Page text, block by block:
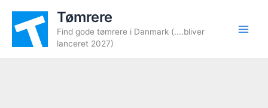
indholdet
Tømrere
Find gode tømrere i Danmark (....bliver
lanceret 2027)